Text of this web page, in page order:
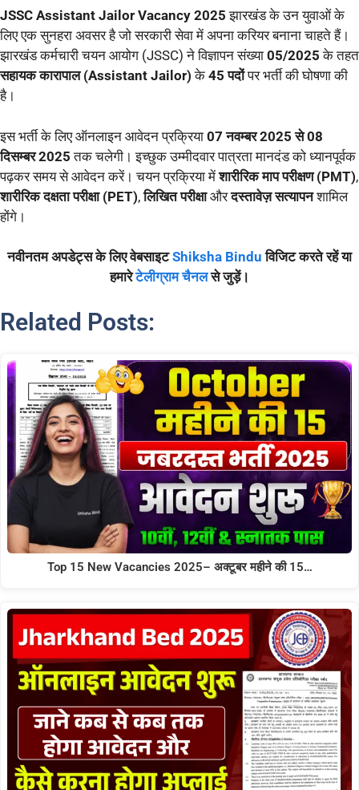
JSSC Assistant Jailor Vacancy 2025 झारखंड के उन युवाओं के
लिए एक सुनहरा अवसर है जो सरकारी सेवा में अपना करियर बनाना चाहते हैं।
झारखंड कर्मचारी चयन आयोग (JSSC) ने विज्ञापन संख्या 05/2025 के तहत
सहायक कारापाल (Assistant Jailor) के 45 पदोंपर भर्ती की घोषणा की
है।
इस भर्ती के लिए ऑनलाइन आवेदन प्रक्रिया 07 नवम्बर 2025 से 08
दिसम्बर 2025 तक चलेगी। इच्छुक उम्मीदवार पात्रता मानदंड को ध्यानपूर्वक
पढ़कर समय से आवेदन करें। चयन प्रक्रिया मेंशारीरिक माप परीक्षण (PMT),
शारीरिक दक्षता परीक्षा (PET),लिखित परीक्षाऔरदस्तावेज़ सत्यापनशामिल
होंगे।
नवीनतम अपडेट्स के लिए वेबसाइटShiksha Bindu विजिट करते रहें या
हमारेटेलीग्राम चैनल से जुड़ें।
Related Posts:
Top 15 New Vacancies 2025– अक्टूबर महीने की 15…